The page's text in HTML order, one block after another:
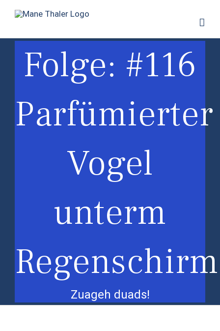
Zum
springen
Folge: #116
Parfümierter
Vogel
unterm
Regenschirm
Zuageh duads!